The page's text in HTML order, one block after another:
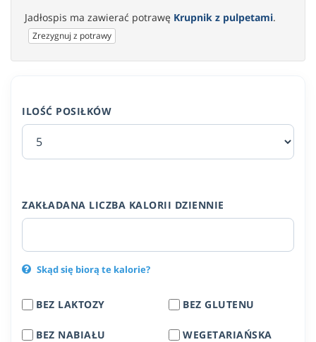
Jadłospis ma zawierać potrawę Krupnik z pulpetami.
Zrezygnuj z potrawy
ILOŚĆ POSIŁKÓW
ZAKŁADANA LICZBA KALORII DZIENNIE
Skąd się biorą te kalorie?
BEZ LAKTOZY
BEZ NABIAŁU
BEZ GLUTENU
WEGETARIAŃSKA